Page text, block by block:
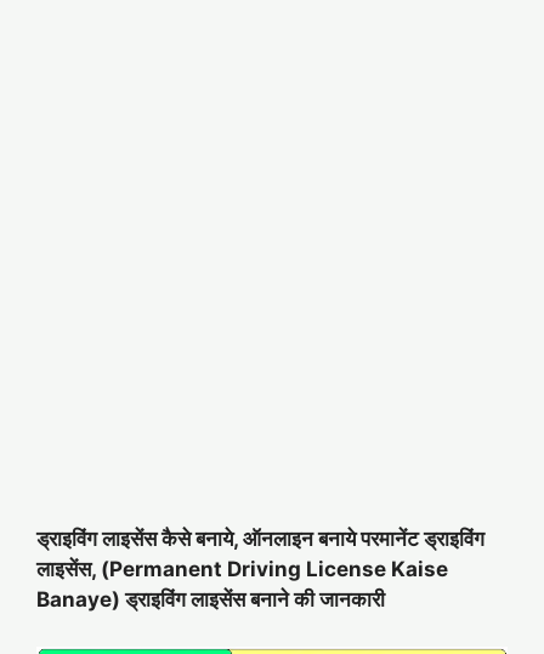
ड्राइविंग लाइसेंस कैसे बनाये, ऑनलाइन बनाये परमानेंट ड्राइविंग
लाइसेंस, (Permanent Driving License Kaise
Banaye) ड्राइविंग लाइसेंस बनाने की जानकारी